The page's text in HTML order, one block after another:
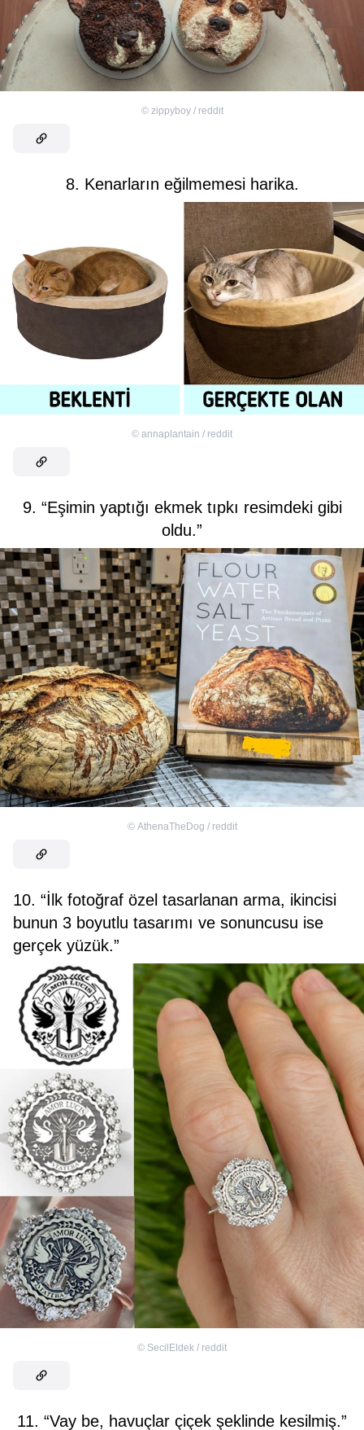
© zippyboy / reddit
8. Kenarların eğilmemesi harika.
© annaplantain / reddit
9. “Eşimin yaptığı ekmek tıpkı resimdeki gibi
oldu.”
© AthenaTheDog / reddit
10. “İlk fotoğraf özel tasarlanan arma, ikincisi
bunun 3 boyutlu tasarımı ve sonuncusu ise
gerçek yüzük.”
© SecilEldek / reddit
11. “Vay be, havuçlar çiçek şeklinde kesilmiş.”